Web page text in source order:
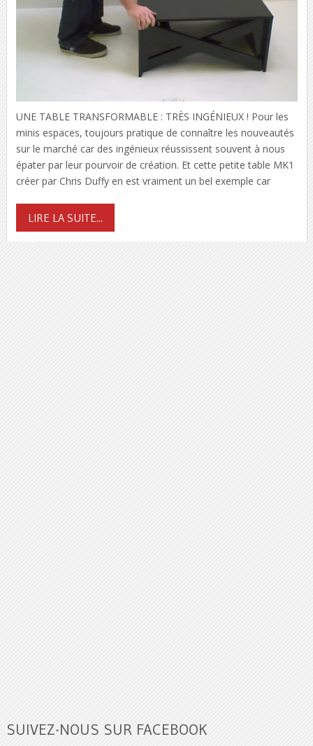
UNE TABLE TRANSFORMABLE : TRÈS INGÉNIEUX ! Pour les
minis espaces, toujours pratique de connaître les nouveautés
sur le marché car des ingénieux réussissent souvent à nous
épater par leur pourvoir de création. Et cette petite table MK1
créer par Chris Duffy en est vraiment un bel exemple car
LIRE LA SUITE...
SUIVEZ-NOUS SUR FACEBOOK